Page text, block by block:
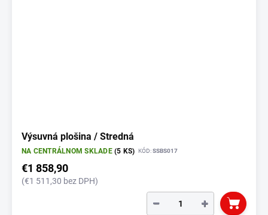
Výsuvná plošina / Stredná
NA CENTRÁLNOM SKLADE(5 KS) KÓD:SSBS017
€1 858,90
(€1 511,30 bez DPH)
+
−